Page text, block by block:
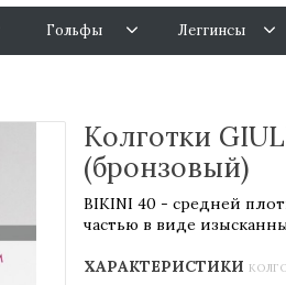
Гольфы Леггинсы
Колготки
(бронзовый)
BIKINI 40 - средней
частью в виде
ХАРАКТЕРИСТИКИ